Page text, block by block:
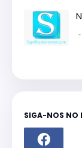
SIGA-NOS NO